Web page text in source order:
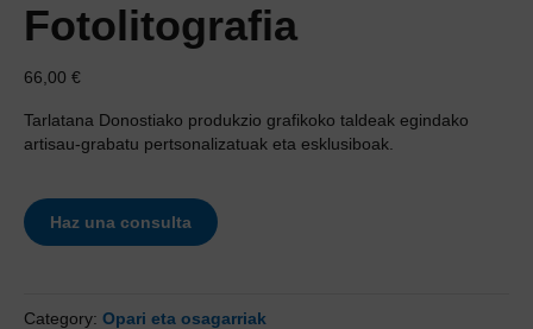
Fotolitografia
66,00 €
Tarlatana Donostiako produkzio grafikoko taldeak egindako
artisau-grabatu pertsonalizatuak eta esklusiboak.
Haz una consulta
Category: Opari eta osagarriak